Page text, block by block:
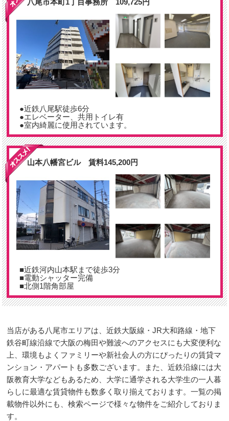
八尾市本町1丁目事務所 109,725円
●近鉄八尾駅徒歩6分
●エレベーター、共用トイレ有
●室内綺麗に使用されています。
山本八幡宮ビル 賃料145,200円
■近鉄河内山本駅まで徒歩3分
■電動シャッター完備
■北側1階角部屋
当店がある八尾市エリアは、近鉄大阪線・JR大和路線・地下
鉄谷町線沿線で大阪の梅田や難波へのアクセスにも大変便利な
上、環境もよくファミリーや新社会人の方にぴったりの賃貸マ
ンション・アパートも多数ございます。また、近鉄沿線には大
阪教育大学などもあるため、大学に通学される大学生の一人暮
らしに最適な賃貸物件も数多く取り揃えております。一覧の掲
載物件以外にも、検索ページで様々な物件をご紹介しておりま
す。